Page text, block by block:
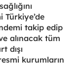
takip edip
alınacak tüm
dışı
kurumların